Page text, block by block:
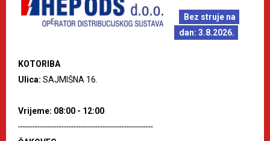
Bez struje na
dan: 3.8.2026.
KOTORIBA
Ulica: SAJMIŠNA 16.
Vrijeme: 08:00 - 12:00
--------------------------------------------------------